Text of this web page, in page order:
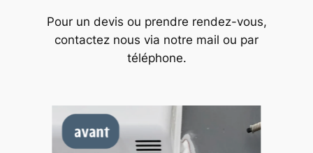
Pour un devis ou prendre rendez-vous,
contactez nous via notre mail ou par
téléphone.